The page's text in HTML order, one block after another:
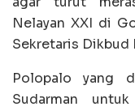
Nelayan XXI di
Sekretaris Dikbud
Polopalo yang
Sudarman